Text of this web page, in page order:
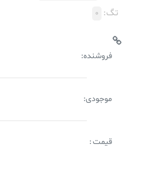
تگ: 0
فروشنده:
موجودی:
قیمت :